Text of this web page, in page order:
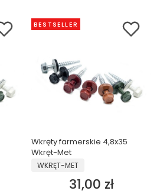
BESTSELLER
Wkręty farmerskie 4,8x35
Wkręt-Met
PRODUCENT
WKRĘT-MET
Cena
31,00 zł